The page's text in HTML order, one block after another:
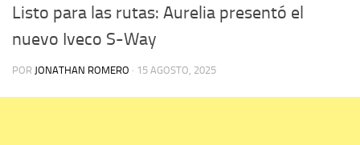
Listo para las rutas: Aurelia presentó el
nuevo Iveco S-Way
POR JONATHAN ROMERO · 15 AGOSTO, 2025